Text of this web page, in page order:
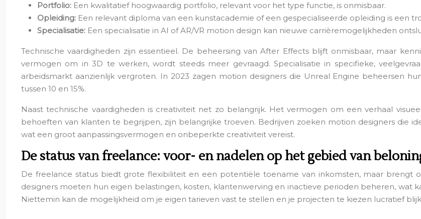
Portfolio: Een kwalitatief hoogwaardig portfolio, relevant voor het type functie, is onmisbaar.
Opleiding: Een relevant diploma van een kunstacademie of een gespecialiseerde opleiding is een
Specialisatie: Een specialisatie in AI of AR/VR motion design kan nieuwe carrièremogelijkheden
Technische vaardigheden zijn essentieel. De beheersing van After Effects blijft onmisbaar, maar
vermogen om in 3D te werken, wordt steeds meer gevraagd. Specialisatie in specifieke,
arbeidsmarkt aanzienlijk vergroten. In 2023 zagen motion designers die Unreal Engine beheersen
tussen 10 en 15%.
Naast technische vaardigheden is creativiteit net zo belangrijk. Het vermogen om een verhaal
behoeften van klanten te begrijpen, zijn belangrijke troeven. Bedrijven zoeken motion designers die
wat een groot aanpassingsvermogen en onbeperkte creativiteit vereist.
De status van freelance: voor- en nadelen op het gebied van
De freelance status biedt grote flexibiliteit en een potentiële toename van inkomsten, maar brengt
designers moeten hun eigen belastingen, kosten, klantenwerving en inactieve perioden beheren, wat
Niettemin kan de mogelijkheid om je eigen tarieven vast te stellen en je projecten te kiezen lucratief